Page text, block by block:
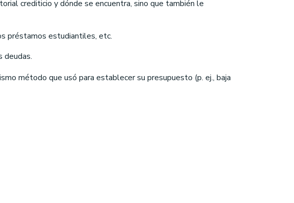
crediticio y dónde se encuentra, sino que también le
préstamos estudiantiles, etc.
deudas.
método que usó para establecer su presupuesto (p. ej., baja